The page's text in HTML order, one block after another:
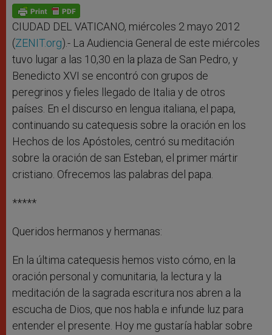
p
p
g
e
r
o
k
CIUDAD DEL VATICANO, miércoles 2 mayo 2012
(ZENIT.org).- La Audiencia General de este miércoles
tuvo lugar a las 10,30 en la plaza de San Pedro, y
Benedicto XVI se encontró con grupos de
peregrinos y fieles llegado de Italia y de otros
países. En el discurso en lengua italiana, el papa,
continuando su catequesis sobre la oración en los
Hechos de los Apóstoles, centró su meditación
sobre la oración de san Esteban, el primer mártir
cristiano. Ofrecemos las palabras del papa.
*****
Queridos hermanos y hermanas:
En la última catequesis hemos visto cómo, en la
oración personal y comunitaria, la lectura y la
meditación de la sagrada escritura nos abren a la
escucha de Dios, que nos habla e infunde luz para
entender el presente. Hoy me gustaría hablar sobre